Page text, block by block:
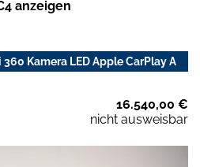
anzeigen
Kamera LED Apple CarPlay A
16.540,00 €
nicht ausweisbar